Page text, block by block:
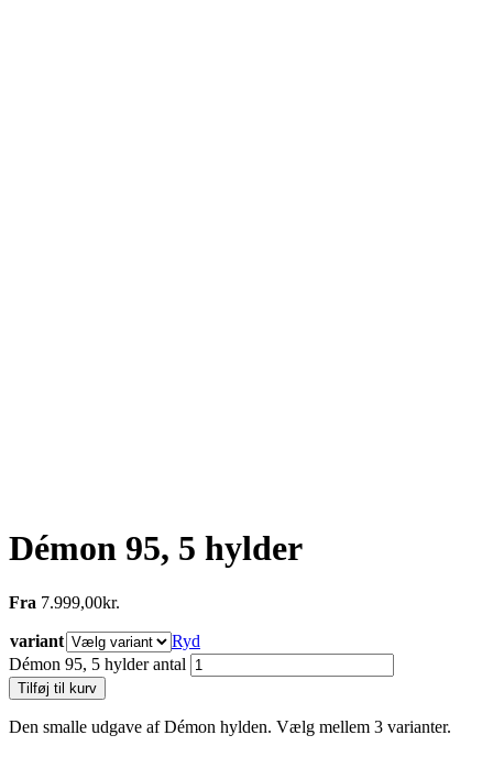
Démon 95, 5 hylder
Fra 7.999,00kr.
variant
Ryd
Démon 95, 5 hylder antal
Tilføj til kurv
Den smalle udgave af Démon hylden. Vælg mellem 3 varianter.